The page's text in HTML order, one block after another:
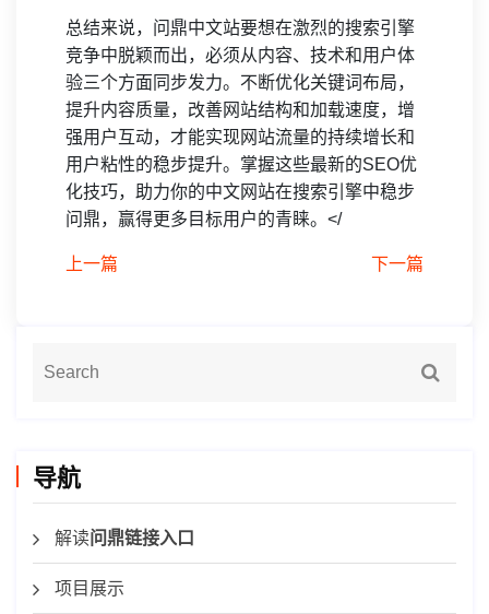
总结来说，问鼎中文站要想在激烈的搜索引擎
竞争中脱颖而出，必须从内容、技术和用户体
验三个方面同步发力。不断优化关键词布局，
提升内容质量，改善网站结构和加载速度，增
强用户互动，才能实现网站流量的持续增长和
用户粘性的稳步提升。掌握这些最新的SEO优
化技巧，助力你的中文网站在搜索引擎中稳步
问鼎，赢得更多目标用户的青睐。</
上一篇 下一篇
导航
解读问鼎链接入口
项目展示